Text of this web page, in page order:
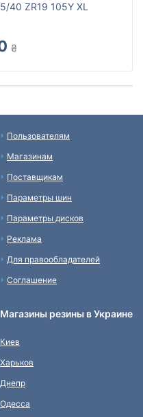
40 ZR19 105Y XL
₴
Пользователям
Магазинам
Поставщикам
Параметры шин
Параметры дисков
Реклама
Для правообладателей
Соглашение
Магазины резины в Украине
Киев
Харьков
Днепр
Одесса